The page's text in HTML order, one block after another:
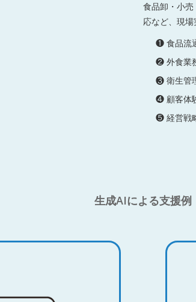
食品卸・小
応など、現
❶ 食品流
❷ 外食業
❸ 衛生管
❹ 顧客体
❺ 経営戦
生成AIによる支援例